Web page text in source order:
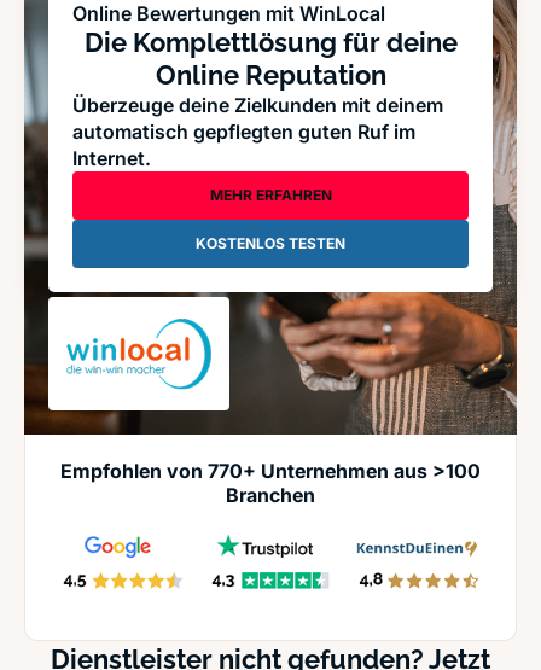
Online Bewertungen mit WinLocal
Die Komplettlösung für deine
Online Reputation
Überzeuge deine Zielkunden mit deinem
automatisch gepflegten guten Ruf im
Internet.
MEHR ERFAHREN
KOSTENLOS TESTEN
Empfohlen von 770+ Unternehmen aus >100
Branchen
Dienstleister nicht gefunden? Jetzt